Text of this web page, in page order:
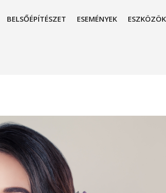
BELSŐÉPÍTÉSZET ESEMÉNYEK ESZKÖZÖK